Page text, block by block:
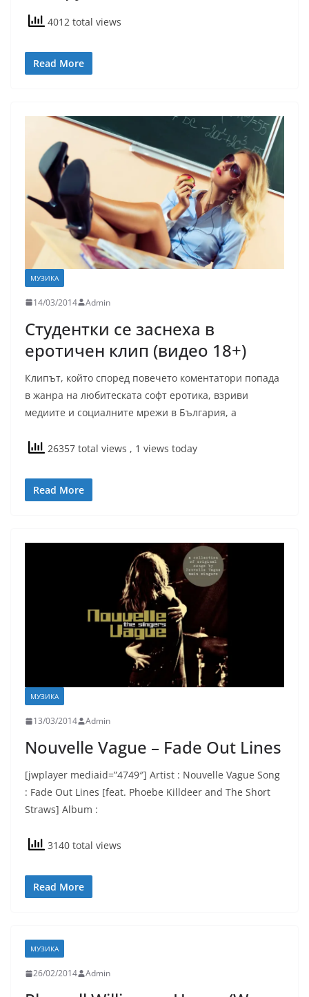
4012 total views
Read More
МУЗИКА
14/03/2014 Admin
Студентки се заснеха в
еротичен клип (видео 18+)
Клипът, който според повечето коментатори попада
в жанра на любитеската софт еротика, взриви
медиите и социалните мрежи в България, а
26357 total views , 1 views today
Read More
МУЗИКА
13/03/2014 Admin
Nouvelle Vague – Fade Out Lines
[jwplayer mediaid=”4749″] Artist : Nouvelle Vague Song
: Fade Out Lines [feat. Phoebe Killdeer and The Short
Straws] Album :
3140 total views
Read More
МУЗИКА
26/02/2014 Admin